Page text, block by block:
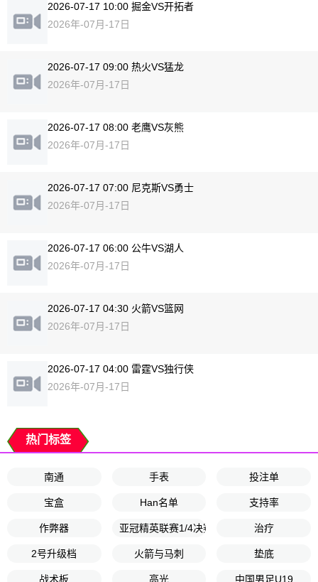
2026-07-17 10:00 掘金VS开拓者
2026年-07月-17日
2026-07-17 09:00 热火VS猛龙
2026年-07月-17日
2026-07-17 08:00 老鹰VS灰熊
2026年-07月-17日
2026-07-17 07:00 尼克斯VS勇士
2026年-07月-17日
2026-07-17 06:00 公牛VS湖人
2026年-07月-17日
2026-07-17 04:30 火箭VS篮网
2026年-07月-17日
2026-07-17 04:00 雷霆VS独行侠
2026年-07月-17日
热门标签
南通 手表 投注单
宝盒 Han名单 支持率
作弊器 亚冠精英联赛1/4决赛 治疗
2号升级档 火箭与马刺 垫底
战术板 高光 中国男足U19